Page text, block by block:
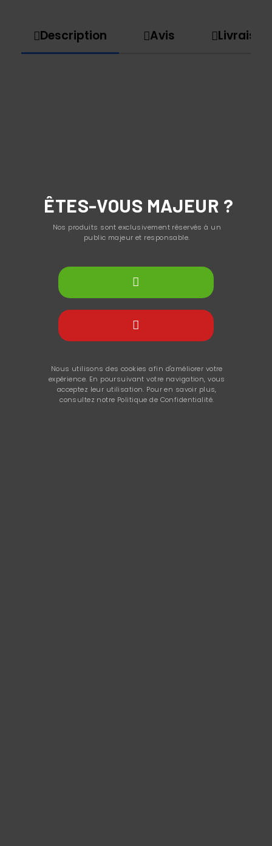
Description Avis
ÊTES-VOUS MAJEUR ?
Nos produits sont exclusivement réservés à un
public majeur et responsable.
Nous utilisons des cookies afin d'améliorer votre
expérience. En poursuivant votre navigation, vous
acceptez leur utilisation. Pour en savoir plus,
consultez notre Politique de Confidentialité.